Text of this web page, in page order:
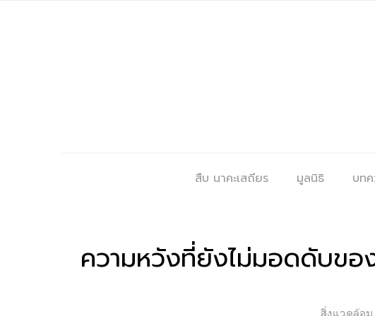
สืบ นาคะเสถียร มูลนิธิ บท
ความหวังที่ยังไม่มอดดับขอ
Categories:
สิ่งแวดล้อม